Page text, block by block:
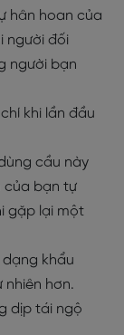
hân hoan của
người đối
người bạn
khi lần đầu
cầu này
của bạn tự
gặp lại một
khẩu
nhiên hơn.
dịp tái ngộ